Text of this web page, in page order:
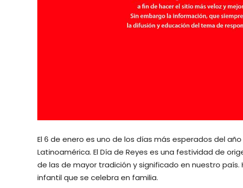
El 6 de enero es uno de los días más esperados del
Latinoamérica. El Día de Reyes es una festividad de
de las de mayor tradición y significado en nuestro
infantil que se celebra en familia.